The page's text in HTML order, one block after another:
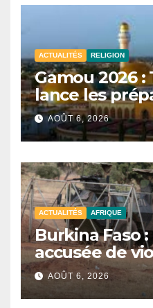
ACTUALITÉS RELIGION
Gamou 2026 :
lance les
signe de
AOÛT 6, 2026
ACTUALITÉS AFRIQUE
Burkina Faso :
accusée de
des civils
jihadiste.
AOÛT 6, 2026